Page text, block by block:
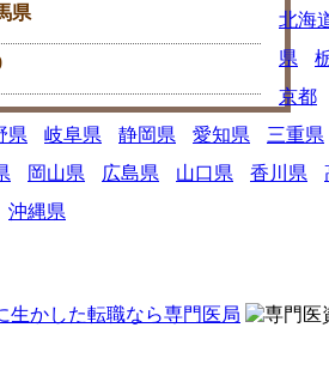
県 北海
県
京都
県 岐阜県 静岡県 愛知県 三重県
岡山県 広島県 山口県 香川県
沖縄県